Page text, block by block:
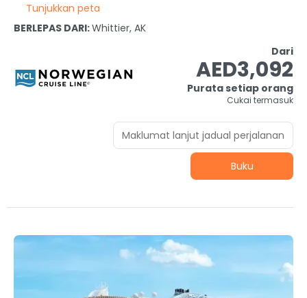
Tunjukkan peta
BERLEPAS DARI:Whittier, AK
Dari
AED3,092
Purata setiap orang
Cukai termasuk
Maklumat lanjut jadual perjalanan
Buku